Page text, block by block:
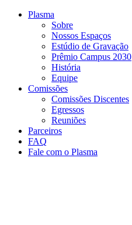
Conteúdo principal
Plasma
Sobre
Nossos Espaços
Estúdio de Gravação
Prêmio Campus 2030
História
Equipe
Comissões
Comissões Discentes
Egressos
Reuniões
Parceiros
FAQ
Fale com o Plasma